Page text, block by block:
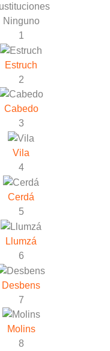
Ninguno
1
Estruch
2
Cabedo
3
Vila
4
Cerdá
5
Llumzá
6
Desbens
7
Molins
8